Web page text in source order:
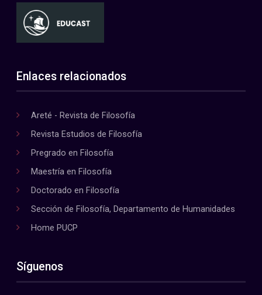
Enlaces relacionados
Areté - Revista de Filosofía
Revista Estudios de Filosofía
Pregrado en Filosofía
Maestría en Filosofía
Doctorado en Filosofía
Sección de Filosofía, Departamento de Humanidades
Home PUCP
Síguenos